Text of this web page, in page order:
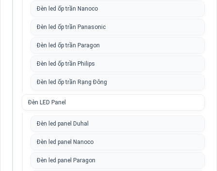
Đèn led ốp trần Nanoco
Đèn led ốp trần Panasonic
Đèn led ốp trần Paragon
Đèn led ốp trần Philips
Đèn led ốp trần Rạng Đông
Đèn LED Panel
Đèn led panel Duhal
Đèn led panel Nanoco
Đèn led panel Paragon